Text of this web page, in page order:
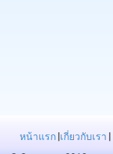
หน้าแรก เกี่ยวกับเรา